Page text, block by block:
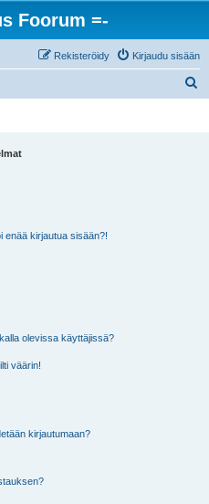
Foorum =-
Kirjaudu sisään
Rekisteröidy
enää kirjautua sisään?!
olevissa käyttäjissä?
väärin!
kirjautumaan?